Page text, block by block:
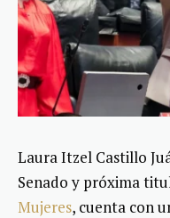
Laura Itzel Castillo
Senado y próxima
Mujeres, cuenta con